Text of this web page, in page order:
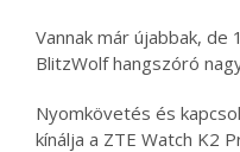
Vannak már újabbak,
BlitzWolf hangszóró
Nyomkövetés és
kínálja a ZTE Watch K2